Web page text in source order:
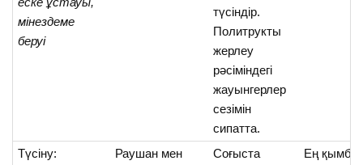
мінездеме
беруі
түсіндір.
Политрукты
жерлеу
рәсіміндегі
жауынгерлер
сезімін
сипатта.
Түсіну:
Раушан мен
Соғыста
Ең қымбат